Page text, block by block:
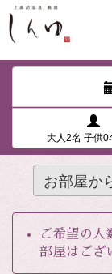
大人2名 子供0
お部屋か
ご希望の人
部屋はござ